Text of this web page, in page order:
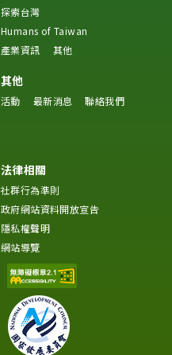
探索台灣
Humans of Taiwan
產業資訊
其他
其他
活動 最新消息 聯絡我們
法律相關
社群行為準則
政府網站資料開放宣告
隱私權聲明
網站導覽